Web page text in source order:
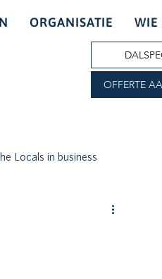
ORGANISATIE WIE
OFFERTE
Locals in business